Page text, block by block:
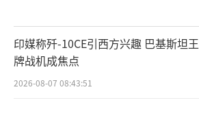
印媒称歼-10CE引西方兴趣 巴基斯坦王
牌战机成焦点
2026-08-07 08:43:51